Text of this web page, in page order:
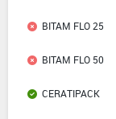
BITAM FLO 25
BITAM FLO 50
CERATIPACK